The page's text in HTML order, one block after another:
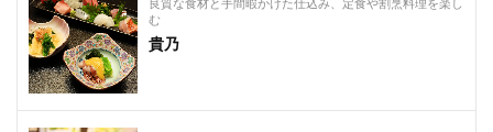
良質な食材と手間暇かけた仕込み、定食や割烹料理を楽し
む
貴乃